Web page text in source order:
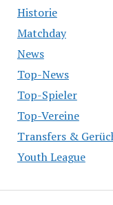
Historie
Matchday
News
Top-News
Top-Spieler
Top-Vereine
Transfers &
Youth League